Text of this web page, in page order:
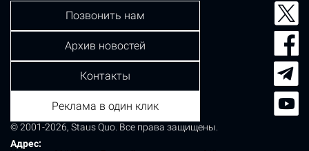
© 2001-2026, Staus Quo. Все права защищены.
Адрес:
Позвонить нам
Архив новостей
Контакты
Реклама в один клик